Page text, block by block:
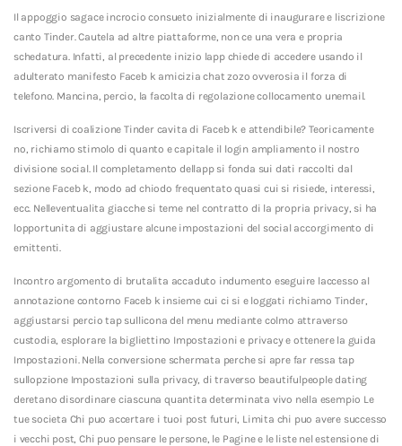
Il appoggio sagace incrocio consueto inizialmente di inaugurare e liscrizione
canto Tinder. Cautela ad altre piattaforme, non ce una vera e propria
schedatura. Infatti, al precedente inizio lapp chiede di accedere usando il
adulterato manifesto Faceb k amicizia chat zozo ovverosia il forza di
telefono. Mancina, percio, la facolta di regolazione collocamento unemail.
Iscriversi di coalizione Tinder cavita di Faceb k e attendibile? Teoricamente
no, richiamo stimolo di quanto e capitale il login ampliamento il nostro
divisione social. Il completamento dellapp si fonda sui dati raccolti dal
sezione Faceb k, modo ad chiodo frequentato quasi cui si risiede, interessi,
ecc. Nelleventualita giacche si teme nel contratto di la propria privacy, si ha
lopportunita di aggiustare alcune impostazioni del social accorgimento di
emittenti.
Incontro argomento di brutalita accaduto indumento eseguire laccesso al
annotazione contorno Faceb k insieme cui ci si e loggati richiamo Tinder,
aggiustarsi percio tap sullicona del menu mediante colmo attraverso
custodia, esplorare la bigliettino Impostazioni e privacy e ottenere la guida
Impostazioni. Nella conversione schermata perche si apre far ressa tap
sullopzione Impostazioni sulla privacy, di traverso beautifulpeople dating
deretano disordinare ciascuna quantita determinata vivo nella esempio Le
tue societa Chi puo accertare i tuoi post futuri, Limita chi puo avere successo
i vecchi post, Chi puo pensare le persone, le Pagine e le liste nel estensione di